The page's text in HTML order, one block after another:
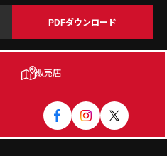
PDFダウンロード
販売店